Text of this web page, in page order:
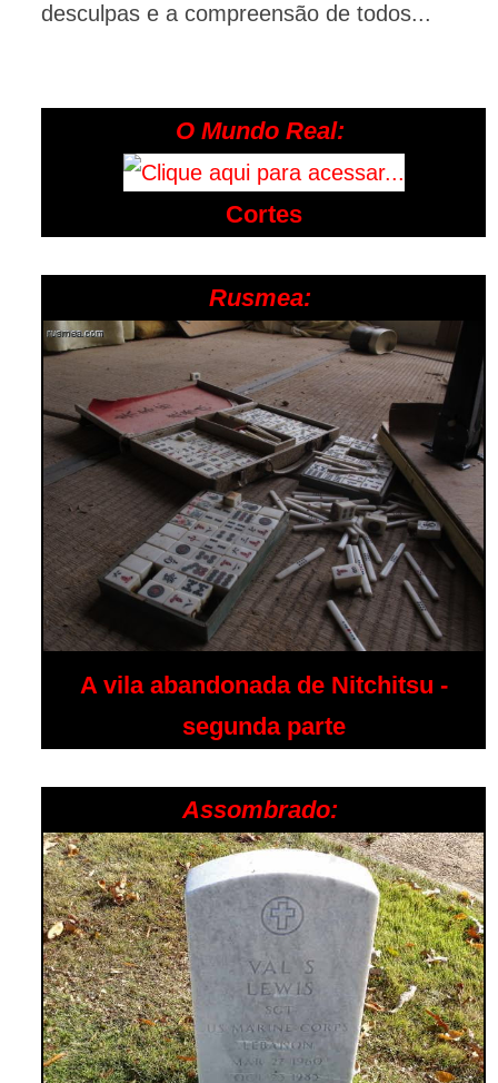
desculpas e a compreensão de todos...
O Mundo Real:
Cortes
Rusmea:
A vila abandonada de Nitchitsu -
segunda parte
Assombrado: